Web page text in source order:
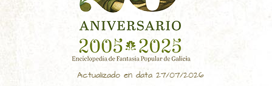
Actualizado en data 27/07/2026